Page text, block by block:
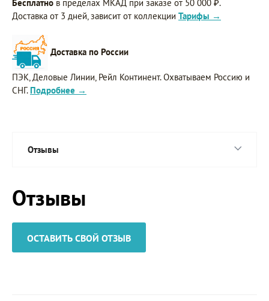
Бесплатно в пределах МКАД при заказе от 50 000 ₽.
Доставка от 3 дней, зависит от коллекции Тарифы →
Доставка по России
ПЭК, Деловые Линии, Рейл Континент. Охватываем Россию и
СНГ. Подробнее →
Отзывы
Отзывы
ОСТАВИТЬ СВОЙ ОТЗЫВ